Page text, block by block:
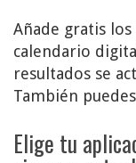
Añade gratis
calendario
resultados se
También
Elige tu